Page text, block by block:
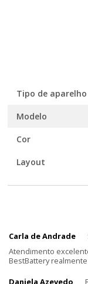
Tipo de aparelho
Modelo
Cor
Layout
Carla de Andrade
Atendimento
BestBattery
Daniela Azevedo